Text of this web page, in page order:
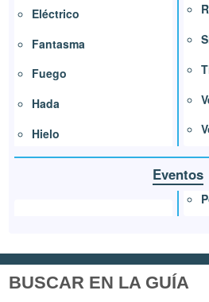
Eléctrico
Fantasma
Fuego
Hada
Hielo
Eventos
BUSCAR EN LA GUÍA